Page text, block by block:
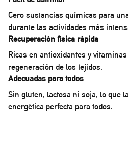
Cero sustancias químicas para
durante las actividades más
Recuperación física rápida
Ricas en antioxidantes y
regeneración de los tejidos.
Adecuadas para todos
Sin gluten, lactosa ni soja, lo que
energética perfecta para todos.